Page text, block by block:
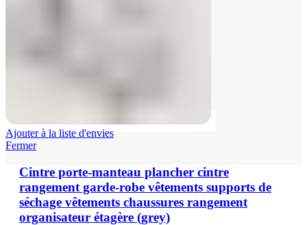
Ajouter à la liste d'envies
Fermer
Cintre porte-manteau plancher cintre
rangement garde-robe vêtements supports de
séchage vêtements chaussures rangement
organisateur étagère (grey)